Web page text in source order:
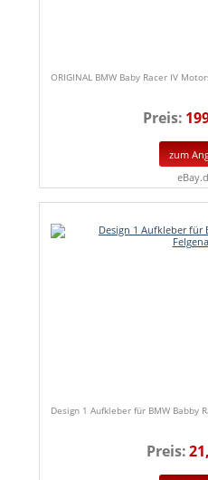
ORIGINAL BMW Baby Racer IV
Preis:
zum
Design 1 Aufkleber für BMW Babby
Preis: